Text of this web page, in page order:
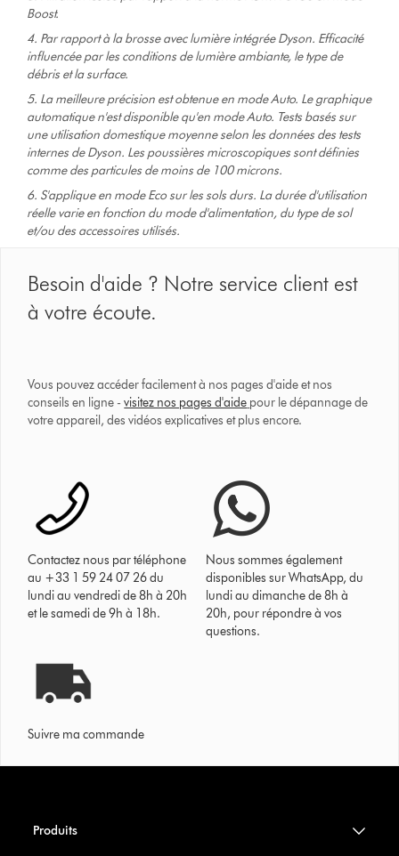
Boost.
4. Par rapport à la brosse avec lumière intégrée Dyson. Efficacité
influencée par les conditions de lumière ambiante, le type de
débris et la surface.
5. La meilleure précision est obtenue en mode Auto. Le graphique
automatique n'est disponible qu'en mode Auto. Tests basés sur
une utilisation domestique moyenne selon les données des tests
internes de Dyson. Les poussières microscopiques sont définies
comme des particules de moins de 100 microns.
6. S'applique en mode Eco sur les sols durs. La durée d'utilisation
réelle varie en fonction du mode d'alimentation, du type de sol
et/ou des accessoires utilisés.
Besoin d'aide ? Notre service client est
à votre écoute.
Vous pouvez accéder facilement à nos pages d'aide et nos
conseils en ligne -visitez nos pages d'aide pour le dépannage de
votre appareil, des vidéos explicatives et plus encore.
Contactez nous par téléphone
au +33 1 59 24 07 26 du
lundi au vendredi de 8h à 20h
et le samedi de 9h à 18h.
Nous sommes également
disponibles sur WhatsApp, du
lundi au dimanche de 8h à
20h, pour répondre à vos
questions.
Suivre ma commande
Produits